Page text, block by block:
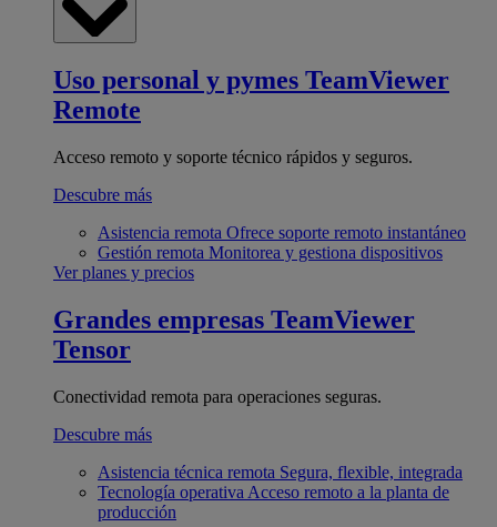
Uso personal y pymes TeamViewer
Remote
Acceso remoto y soporte técnico rápidos y seguros.
Descubre más
Asistencia remota Ofrece soporte remoto instantáneo
Gestión remota Monitorea y gestiona dispositivos
Ver planes y precios
Grandes empresas TeamViewer
Tensor
Conectividad remota para operaciones seguras.
Descubre más
Asistencia técnica remota Segura, flexible, integrada
Tecnología operativa Acceso remoto a la planta de
producción